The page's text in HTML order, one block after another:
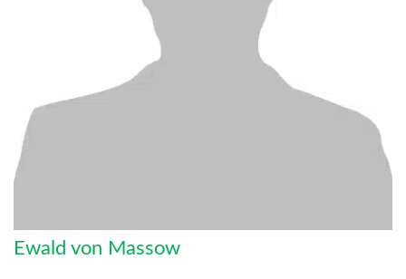
Ewald von Massow